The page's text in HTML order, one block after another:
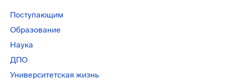
Поступающим
Образование
Наука
ДПО
Университетская жизнь